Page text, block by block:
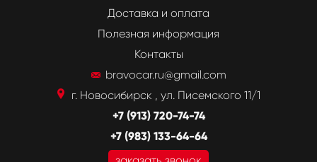
Доставка и оплата
Полезная информация
Контакты
bravocar.ru@gmail.com
г. Новосибирск , ул. Писемского 11/1
+7 (913) 720-74-74
+7 (983) 133-64-64